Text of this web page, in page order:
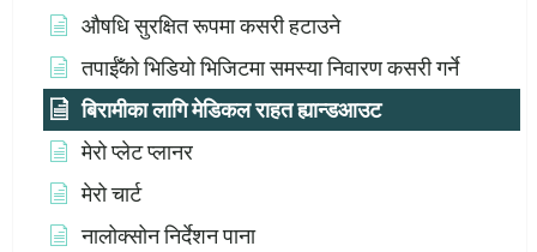
औषधि सुरक्षित रूपमा कसरी हटाउने
तपाईँको भिडियो भिजिटमा समस्या निवारण कसरी गर्ने
बिरामीका लागि मेडिकल राहत ह्यान्डआउट
मेरो प्लेट प्लानर
मेरो चार्ट
नालोक्सोन निर्देशन पाना